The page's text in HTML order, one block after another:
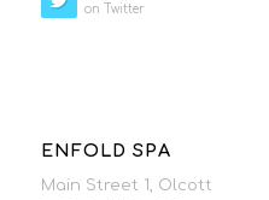
on Twitter
ENFOLD SPA
Main Street 1, Olcott